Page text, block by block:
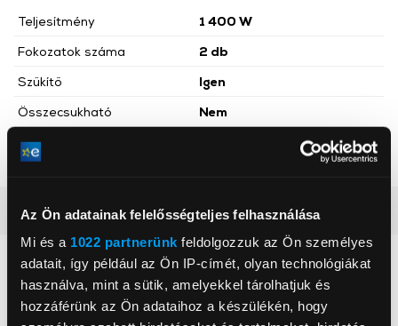
Az Ön adatainak felelősségteljes felhasználása
Mi és a 1022 partnerünk feldolgozzuk az Ön személyes
adatait, így például az Ön IP-címét, olyan technológiákat
használva, mint a sütik, amelyekkel tárolhatjuk és
hozzáférünk az Ön adataihoz a készülékén, hogy
Teljesítmény
1 400 W
Fokozatok száma
2 db
Szűkítő
Igen
Összecsukható
Nem
Hőmérséklet fokozatok
száma
Részletes ismertető
Neked ajánljuk